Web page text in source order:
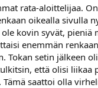
rata-aloittelijaa.
oikealla sivulla
kovin syvät, pieniä
enemmän
Tokan setin jälkeen
että olisi liikaa
saattoi olla